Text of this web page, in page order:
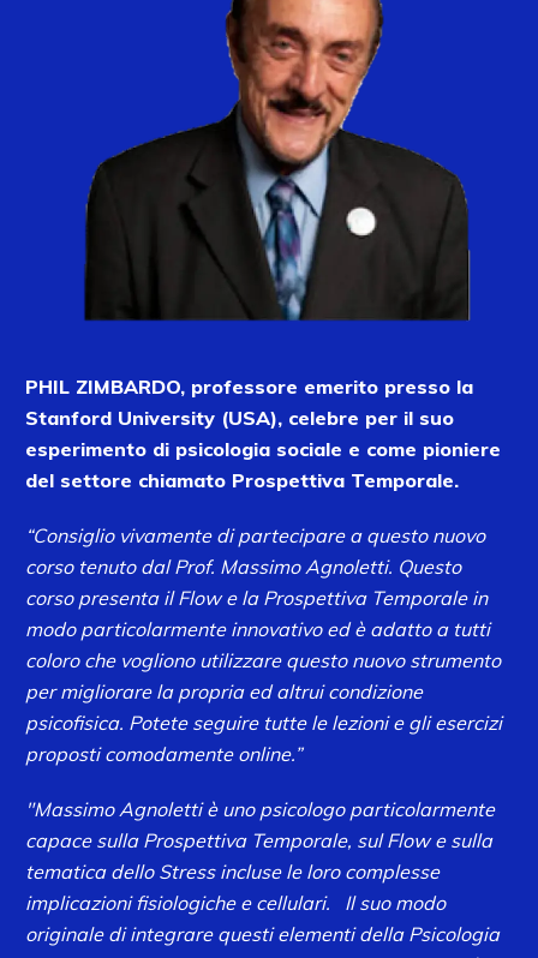
PHIL ZIMBARDO, professore emerito presso la
Stanford University (USA), celebre per il suo
esperimento di psicologia sociale e come pioniere
del settore chiamato Prospettiva Temporale.
“Consiglio vivamente di partecipare a questo nuovo
corso tenuto dal Prof. Massimo Agnoletti. Questo
corso presenta il Flow e la Prospettiva Temporale in
modo particolarmente innovativo ed è adatto a tutti
coloro che vogliono utilizzare questo nuovo strumento
per migliorare la propria ed altrui condizione
psicofisica. Potete seguire tutte le lezioni e gli esercizi
proposti comodamente online.”
"Massimo Agnoletti è uno psicologo particolarmente
capace sulla Prospettiva Temporale, sul Flow e sulla
tematica dello Stress incluse le loro complesse
implicazioni fisiologiche e cellulari. Il suo modo
originale di integrare questi elementi della Psicologia